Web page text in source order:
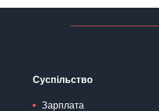
Суспільство
Зарплата